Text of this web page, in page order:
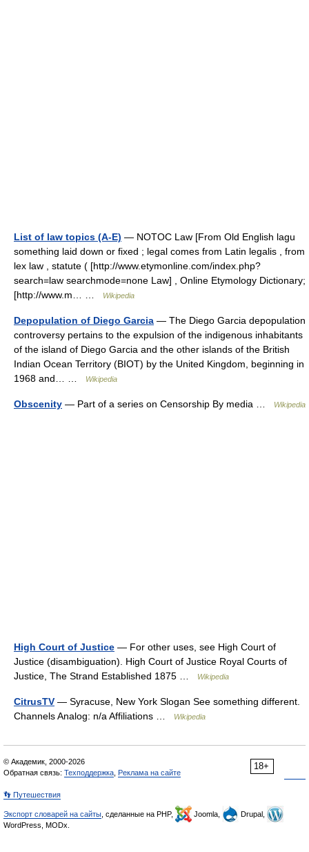
List of law topics (A-E) — NOTOC Law [From Old English lagu
something laid down or fixed ; legal comes from Latin legalis , from
lex law , statute ( [http://www.etymonline.com/index.php?
search=law searchmode=none Law] , Online Etymology Dictionary;
[http://www.m… …
Wikipedia
Depopulation of Diego Garcia — The Diego Garcia depopulation
controversy pertains to the expulsion of the indigenous inhabitants
of the island of Diego Garcia and the other islands of the British
Indian Ocean Territory (BIOT) by the United Kingdom, beginning in
1968 and… …
Wikipedia
Obscenity — Part of a series on Censorship By media … Wikipedia
High Court of Justice — For other uses, see High Court of
Justice (disambiguation). High Court of Justice Royal Courts of
Justice, The Strand Established 1875 …
Wikipedia
CitrusTV — Syracuse, New York Slogan See something different.
Channels Analog: n/a Affiliations …
Wikipedia
18+
© Академик, 2000-2026
Обратная связь: Техподдержка Реклама на сайте
👣 Путешествия
Экспорт словарей на сайты , сделанные на PHP, Joomla,
Drupal,
WordPress, MODx.